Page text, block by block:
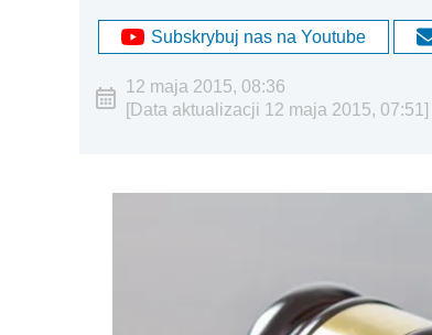
Subskrybuj nas na Youtube
12 maja 2015, 08:36
[Data aktualizacji 12 maja 2015, 07:51]